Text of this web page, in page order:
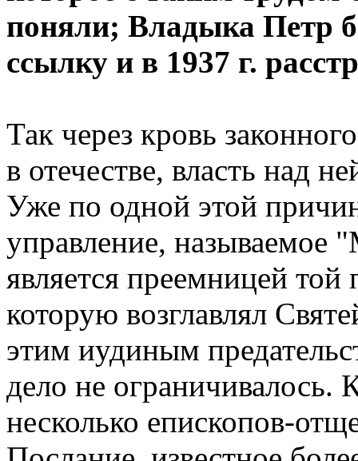
поняли; Владыка Петр
ссылку и в 1937 г.
Так через кровь
в отечестве, власть над
Уже по одной этой
управление, называемое
является преемницей
которую возглавлял
этим иудиным
дело не ограничивалось.
несколько епископов-